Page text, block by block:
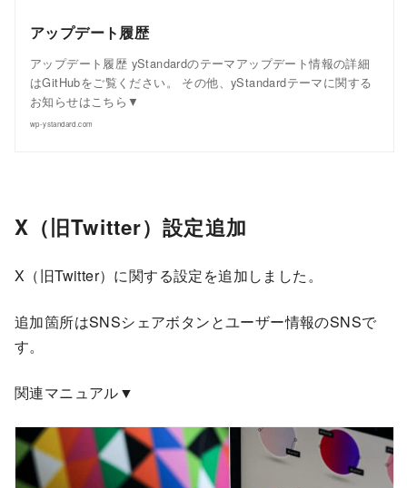
アップデート履歴
アップデート履歴 yStandardのテーマアップデート情報の詳細
はGitHubをご覧ください。 その他、yStandardテーマに関する
お知らせはこちら▼
wp-ystandard.com
X（旧Twitter）設定追加
X（旧Twitter）に関する設定を追加しました。
追加箇所はSNSシェアボタンとユーザー情報のSNSで
す。
関連マニュアル▼